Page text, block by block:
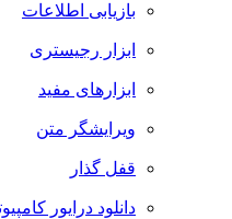
بازیابی اطلاعات
ابزار رجیستری
ابزارهای مفید
ویرایشگر متن
قفل گذار
دانلود درایور